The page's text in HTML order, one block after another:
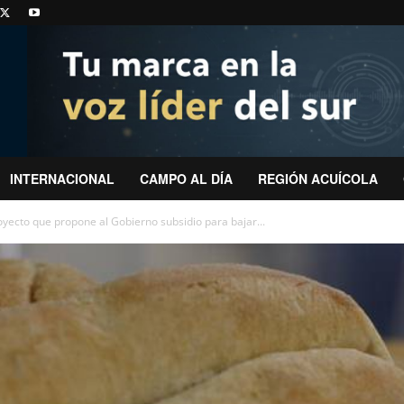
INTERNACIONAL CAMPO AL DÍA REGIÓN ACUÍCOLA
que propone al Gobierno subsidio para bajar...